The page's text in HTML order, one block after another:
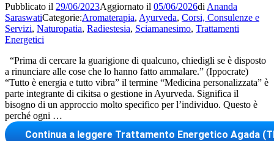
Pubblicato il 29/06/2023Aggiornato il 05/06/2026di Ananda
SaraswatiCategorie:Aromaterapia, Ayurveda, Corsi, Consulenze e
Servizi, Naturopatia, Radiestesia, Sciamanesimo, Trattamenti
Energetici
“Prima di cercare la guarigione di qualcuno, chiedigli se è disposto
a rinunciare alle cose che lo hanno fatto ammalare.” (Ippocrate)
“Tutto è energia e tutto vibra” il termine “Medicina personalizzata” è
parte integrante di cikitsa o gestione in Ayurveda. Significa il
bisogno di un approccio molto specifico per l’individuo. Questo è
perché ogni …
Continua a leggere Trattamento Energetico Agada